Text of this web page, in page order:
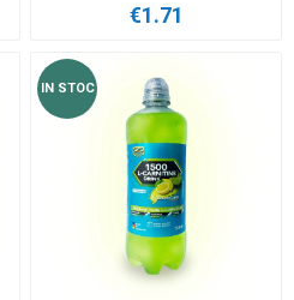
€1.71
IN STOC